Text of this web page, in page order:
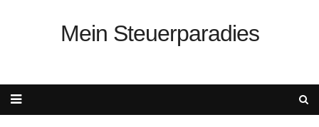
Mein Steuerparadies